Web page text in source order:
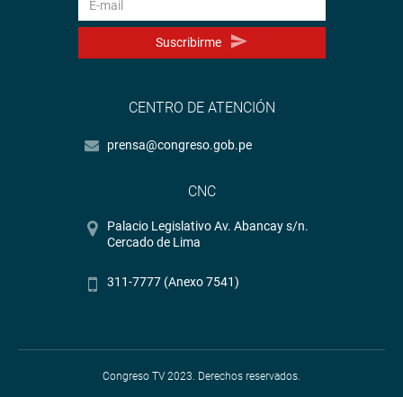
Suscribirme
CENTRO DE ATENCIÓN
prensa@congreso.gob.pe
CNC
Palacio Legislativo Av. Abancay s/n.
Cercado de Lima
311-7777 (Anexo 7541)
Congreso TV 2023. Derechos reservados.